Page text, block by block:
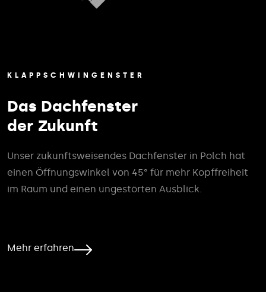
KLAPPSCHWINGENSTER
Das Dachfenster
der Zukunft
Unser zukunftsweisendes Dachfenster in Polch hat
einen Öffnungswinkel von 45° für mehr Kopffreiheit
im Raum und einen ungestörten Ausblick.
Mehr erfahren